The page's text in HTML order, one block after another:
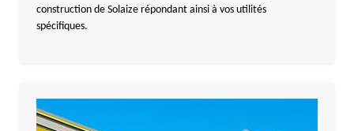
construction de Solaize répondant ainsi à vos utilités
spécifiques.